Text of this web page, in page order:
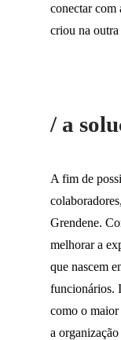
conectar com
criou na outra
/ a
A fim de
Grendene.
melhorar a
que nascem
funcionários.
como o
a